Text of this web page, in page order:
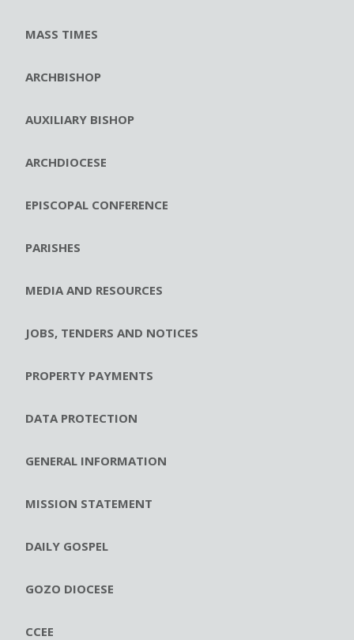
MASS TIMES
ARCHBISHOP
AUXILIARY BISHOP
ARCHDIOCESE
EPISCOPAL CONFERENCE
PARISHES
MEDIA AND RESOURCES
JOBS, TENDERS AND NOTICES
PROPERTY PAYMENTS
DATA PROTECTION
GENERAL INFORMATION
MISSION STATEMENT
DAILY GOSPEL
GOZO DIOCESE
CCEE